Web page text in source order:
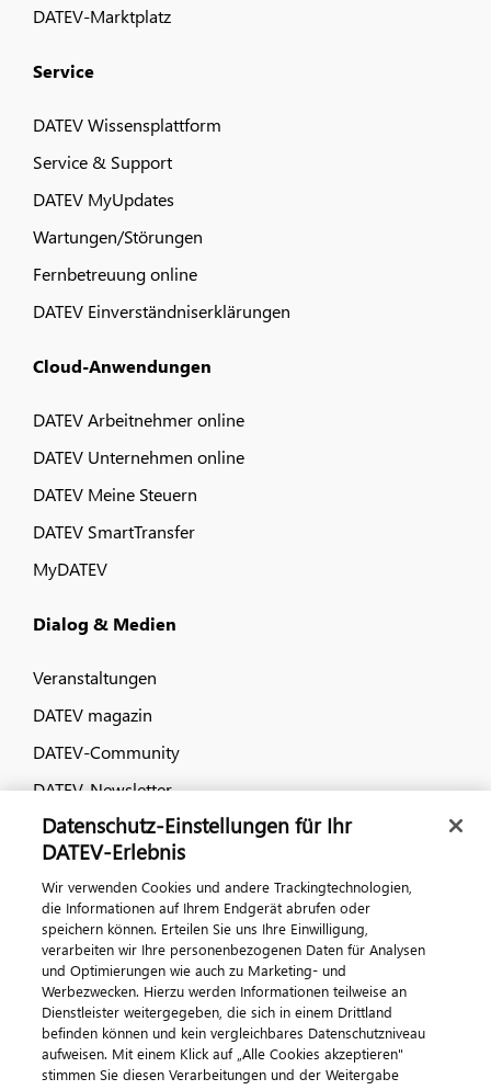
DATEV-Marktplatz
Service
DATEV Wissensplattform
Service & Support
DATEV MyUpdates
Wartungen/Störungen
Fernbetreuung online
DATEV Einverständniserklärungen
Cloud-Anwendungen
DATEV Arbeitnehmer online
DATEV Unternehmen online
DATEV Meine Steuern
DATEV SmartTransfer
MyDATEV
Dialog & Medien
Veranstaltungen
DATEV magazin
DATEV-Community
DATEV-Newsletter
Kontaktieren Sie uns
ImpressumDatenschutzAGB Kontakt
Cookie-Einstellungen
Datenschutz-Einstellungen für Ihr
DATEV-Erlebnis
Wir verwenden Cookies und andere Trackingtechnologien,
die Informationen auf Ihrem Endgerät abrufen oder
speichern können. Erteilen Sie uns Ihre Einwilligung,
verarbeiten wir Ihre personenbezogenen Daten für Analysen
und Optimierungen wie auch zu Marketing- und
Werbezwecken. Hierzu werden Informationen teilweise an
Dienstleister weitergegeben, die sich in einem Drittland
befinden können und kein vergleichbares Datenschutzniveau
aufweisen. Mit einem Klick auf „Alle Cookies akzeptieren"
stimmen Sie diesen Verarbeitungen und der Weitergabe